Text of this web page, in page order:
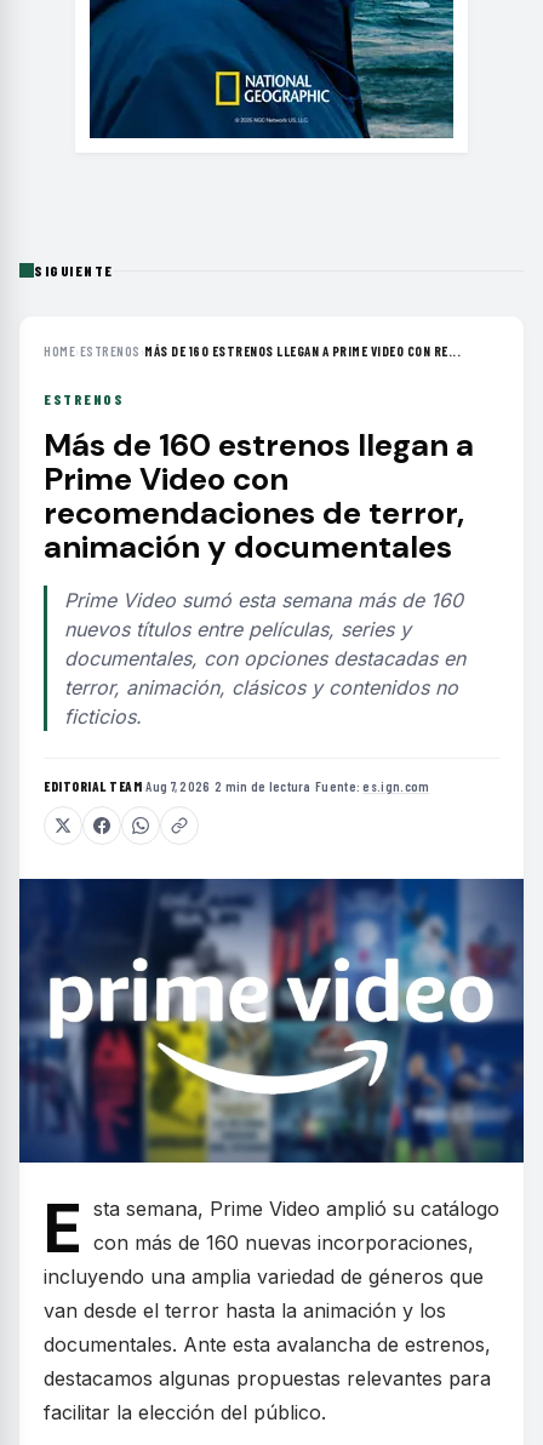
SIGUIENTE
HOME›ESTRENOS ›MÁS DE 160 ESTRENOS LLEGAN A PRIME VIDEO CON RE...
ESTRENOS
Más de 160 estrenos llegan a
Prime Video con
recomendaciones de terror,
animación y documentales
Prime Video sumó esta semana más de 160
nuevos títulos entre películas, series y
documentales, con opciones destacadas en
terror, animación, clásicos y contenidos no
ficticios.
EDITORIAL TEAM·Aug 7, 2026 ·2 min de lectura ·Fuente:es.ign.com
E sta semana, Prime Video amplió su catálogo
con más de 160 nuevas incorporaciones,
incluyendo una amplia variedad de géneros que
van desde el terror hasta la animación y los
documentales. Ante esta avalancha de estrenos,
destacamos algunas propuestas relevantes para
facilitar la elección del público.